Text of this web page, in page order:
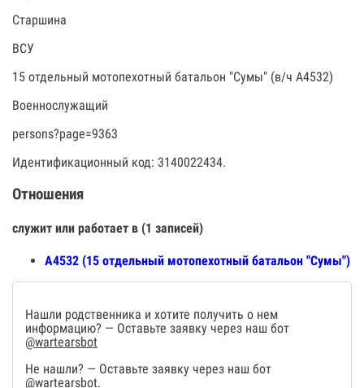
Старшина
ВСУ
15 отдельный мотопехотный батальон "Сумы" (в/ч А4532)
Военнослужащий
persons?page=9363
Идентификационный код: 3140022434.
Отношения
служит или работает в (1 записей)
А4532 (15 отдельный мотопехотный батальон "Сумы")
Нашли родственника и хотите получить о нем
информацию? — Оставьте заявку через наш бот
@wartearsbot
Не нашли? — Оставьте заявку через наш бот
@wartearsbot.